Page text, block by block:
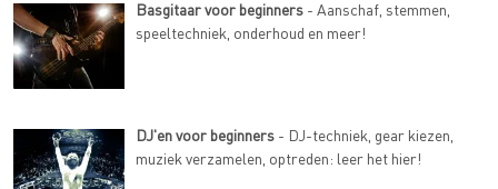
Basgitaar voor beginners - Aanschaf, stemmen,
speeltechniek, onderhoud en meer!
DJ'en voor beginners - DJ-techniek, gear kiezen,
muziek verzamelen, optreden: leer het hier!